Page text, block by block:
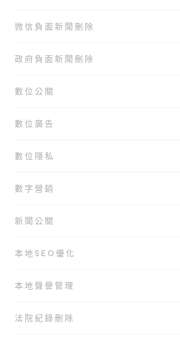
微信負面新聞刪除
政府負面新聞刪除
數位公關
數位廣告
數位隱私
數字營銷
新聞公關
本地SEO優化
本地聲譽管理
法院紀錄刪除